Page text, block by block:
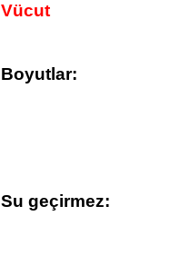
Vücut
Boyutlar:
Su geçirmez: